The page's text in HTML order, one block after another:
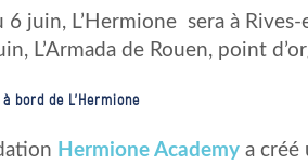
6 juin, L’Hermione sera à
L’Armada de Rouen, point
bord de L’Hermione
Hermione Academy a créé